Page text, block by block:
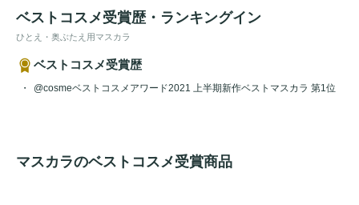
ベストコスメ受賞歴・ランキングイン
ひとえ・奥ぶたえ用マスカラ
ベストコスメ受賞歴
@cosmeベストコスメアワード2021 上半期新作ベストマスカラ 第1位
マスカラのベストコスメ受賞商品